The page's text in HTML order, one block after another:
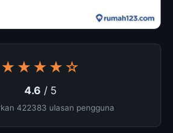
★★★★☆
4.6 / 5
422383 ulasan pengguna